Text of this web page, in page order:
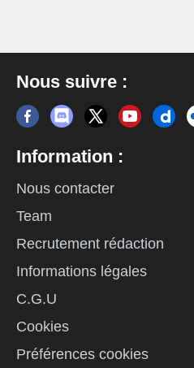
Nous suivre :
Information :
Nous contacter
Team
Recrutement rédaction
Informations légales
C.G.U
Cookies
Préférences cookies